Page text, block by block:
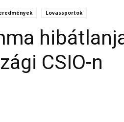
Lovassportok
CSIO-n